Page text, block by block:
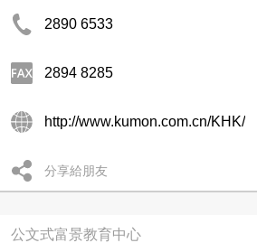
2890 6533
2894 8285
http://www.kumon.com.cn/KHK/
分享給朋友
公文式富景教育中心